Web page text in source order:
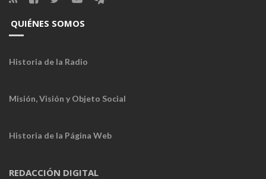
QUIÉNES SOMOS
Historia de la Radio
Misión, Visión y Objeto Social
Historia de la Página Web
REDACCIÓN DIGITAL